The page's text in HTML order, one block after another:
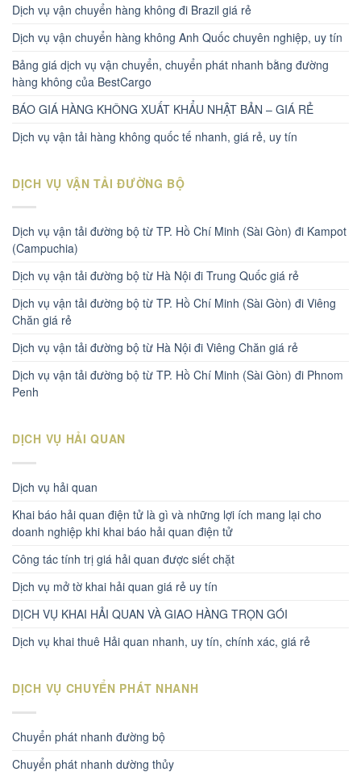
Dịch vụ vận chuyển hàng không đi Brazil giá rẻ
Dịch vụ vận chuyển hàng không Anh Quốc chuyên nghiệp, uy tín
Bảng giá dịch vụ vận chuyển, chuyển phát nhanh bằng đường
hàng không của BestCargo
BÁO GIÁ HÀNG KHÔNG XUẤT KHẨU NHẬT BẢN – GIÁ RẺ
Dịch vụ vận tải hàng không quốc tế nhanh, giá rẻ, uy tín
DỊCH VỤ VẬN TẢI ĐƯỜNG BỘ
Dịch vụ vận tải đường bộ từ TP. Hồ Chí Minh (Sài Gòn) đi Kampot
(Campuchia)
Dịch vụ vận tải đường bộ từ Hà Nội đi Trung Quốc giá rẻ
Dịch vụ vận tải đường bộ từ TP. Hồ Chí Minh (Sài Gòn) đi Viêng
Chăn giá rẻ
Dịch vụ vận tải đường bộ từ Hà Nội đi Viêng Chăn giá rẻ
Dịch vụ vận tải đường bộ từ TP. Hồ Chí Minh (Sài Gòn) đi Phnom
Penh
DỊCH VỤ HẢI QUAN
Dịch vụ hải quan
Khai báo hải quan điện tử là gì và những lợi ích mang lại cho
doanh nghiệp khi khai báo hải quan điện tử
Công tác tính trị giá hải quan được siết chặt
Dịch vụ mở tờ khai hải quan giá rẻ uy tín
DỊCH VỤ KHAI HẢI QUAN VÀ GIAO HÀNG TRỌN GÓI
Dịch vụ khai thuê Hải quan nhanh, uy tín, chính xác, giá rẻ
DỊCH VỤ CHUYỂN PHÁT NHANH
Chuyển phát nhanh đường bộ
Chuyển phát nhanh dường thủy